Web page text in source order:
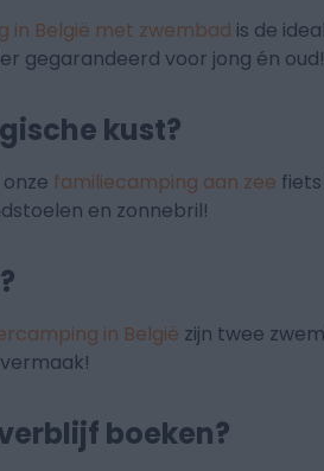
in België met zwembad is de
gegarandeerd voor jong én oud!
kust?
familiecamping aan zee
en zonnebril!
in België zijn twee
boeken?